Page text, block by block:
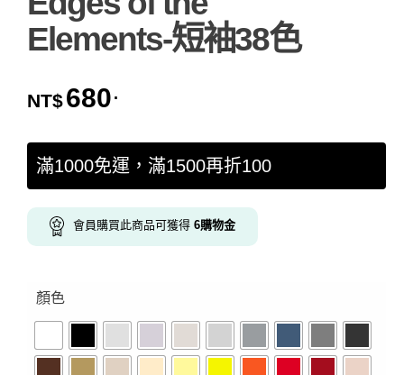
Elements-短袖38色
NT$680 .
滿1000免運，滿1500再折100
會員購買此商品可獲得 6購物金
顏色